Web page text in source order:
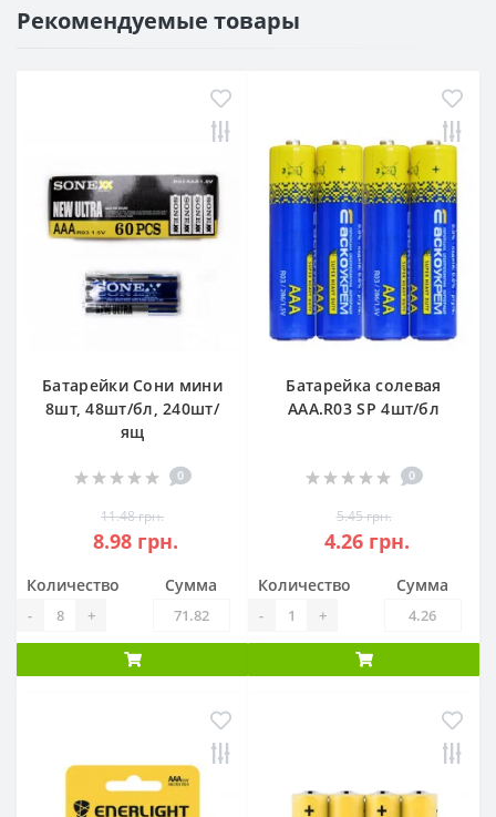
Рекомендуемые товары
Батарейки Сони мини
8шт, 48шт/бл, 240шт/
ящ
0
11.48 грн.
8.98 грн.
Количество
- +
Сумма
Батарейка солевая
ААA.R03 SP 4шт/бл
0
5.45 грн.
4.26 грн.
Количество
- +
Сумма